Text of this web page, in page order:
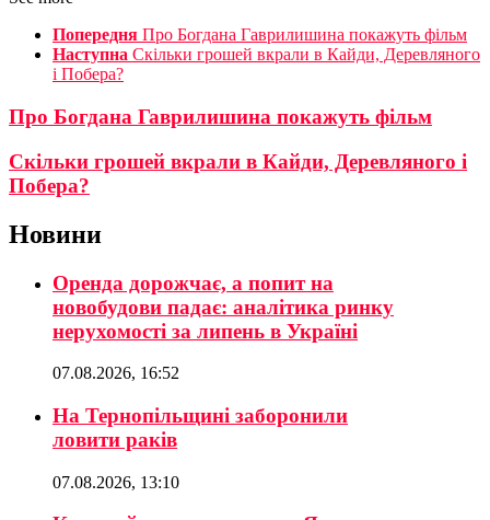
Попередня Про Богдана Гаврилишина покажуть фільм
Наступна Скільки грошей вкрали в Кайди, Деревляного
і Побера?
Про Богдана Гаврилишина покажуть фільм
Скільки грошей вкрали в Кайди, Деревляного і
Побера?
Новини
Оренда дорожчає, а попит на
новобудови падає: аналітика ринку
нерухомості за липень в Україні
07.08.2026, 16:52
На Тернопільщині заборонили
ловити раків
07.08.2026, 13:10